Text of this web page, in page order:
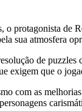
o protagonista de
sua atmosfera
de
exigem que o
com as